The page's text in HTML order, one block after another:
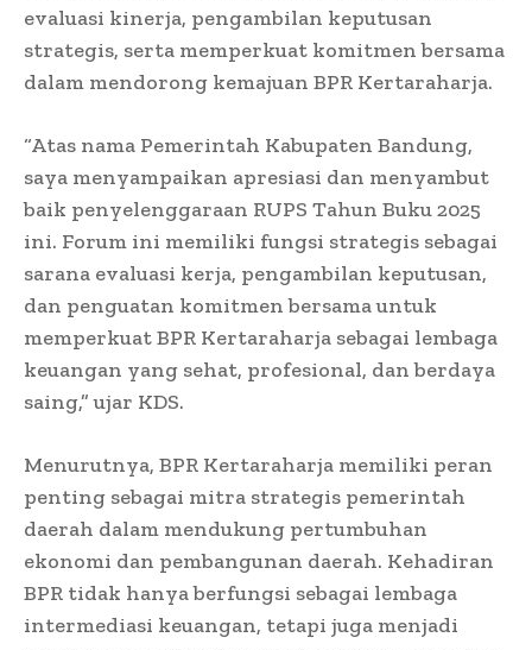
evaluasi kinerja, pengambilan keputusan
strategis, serta memperkuat komitmen bersama
dalam mendorong kemajuan BPR Kertaraharja.
“Atas nama Pemerintah Kabupaten Bandung,
saya menyampaikan apresiasi dan menyambut
baik penyelenggaraan RUPS Tahun Buku 2025
ini. Forum ini memiliki fungsi strategis sebagai
sarana evaluasi kerja, pengambilan keputusan,
dan penguatan komitmen bersama untuk
memperkuat BPR Kertaraharja sebagai lembaga
keuangan yang sehat, profesional, dan berdaya
saing,” ujar KDS.
Menurutnya, BPR Kertaraharja memiliki peran
penting sebagai mitra strategis pemerintah
daerah dalam mendukung pertumbuhan
ekonomi dan pembangunan daerah. Kehadiran
BPR tidak hanya berfungsi sebagai lembaga
intermediasi keuangan, tetapi juga menjadi